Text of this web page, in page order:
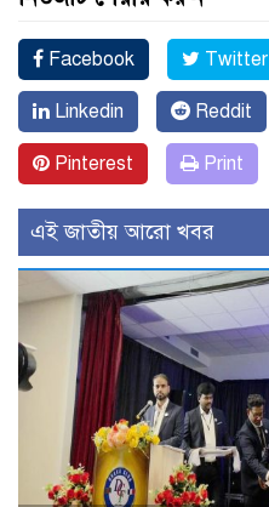
Facebook Twitter
Linkedin Reddit
Pinterest Print
এই জাতীয় আরো খবর